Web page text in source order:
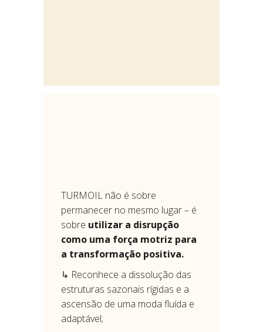
TURMOIL não é sobre
permanecer no mesmo lugar – é
sobre utilizar a disrupção
como uma força motriz para
a transformação positiva.
↳ Reconhece a dissolução das
estruturas sazonais rígidas e a
ascensão de uma moda fluída e
adaptável;